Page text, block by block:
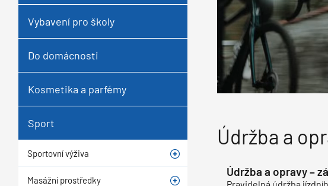
Vybavení pro školy
Do domácnosti
Kosmetika a parfémy
Sport
Sportovní výživa
Masážní prostředky
Údržba a
Údržba a opravy –
Pravidelná údržba